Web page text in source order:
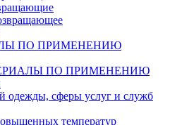
ПО ПРИМЕНЕНИЮ
ПО ПРИМЕНЕНИЮ
одежды, сферы услуг и служб
температур